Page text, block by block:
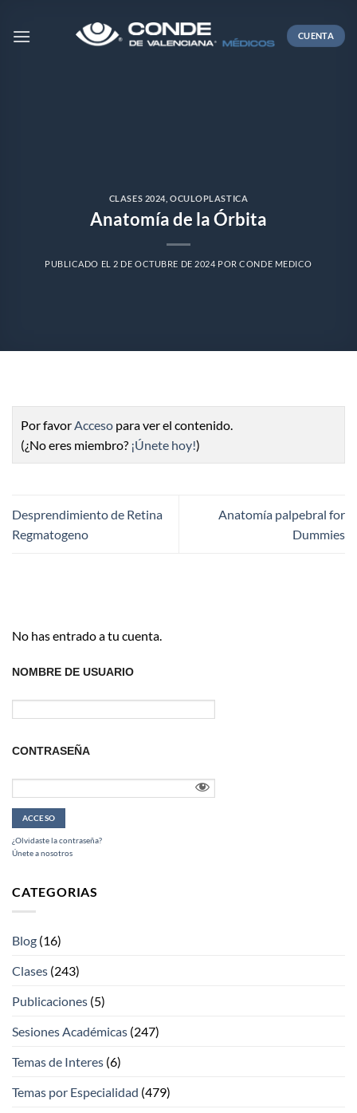
CUENTA
CLASES 2024, OCULOPLASTICA
Anatomía de la Órbita
PUBLICADO EL 2 DE OCTUBRE DE 2024PORCONDE MEDICO
Por favorAcceso para ver el contenido.
(¿No eres miembro? ¡Únete hoy!)
Desprendimiento de Retina
Regmatogeno
Anatomía palpebral for
Dummies
No has entrado a tu cuenta.
NOMBRE DE USUARIO
CONTRASEÑA
¿Olvidaste la contraseña?
Únete a nosotros
CATEGORIAS
Blog (16)
Clases (243)
Publicaciones (5)
Sesiones Académicas (247)
Temas de Interes (6)
Temas por Especialidad (479)